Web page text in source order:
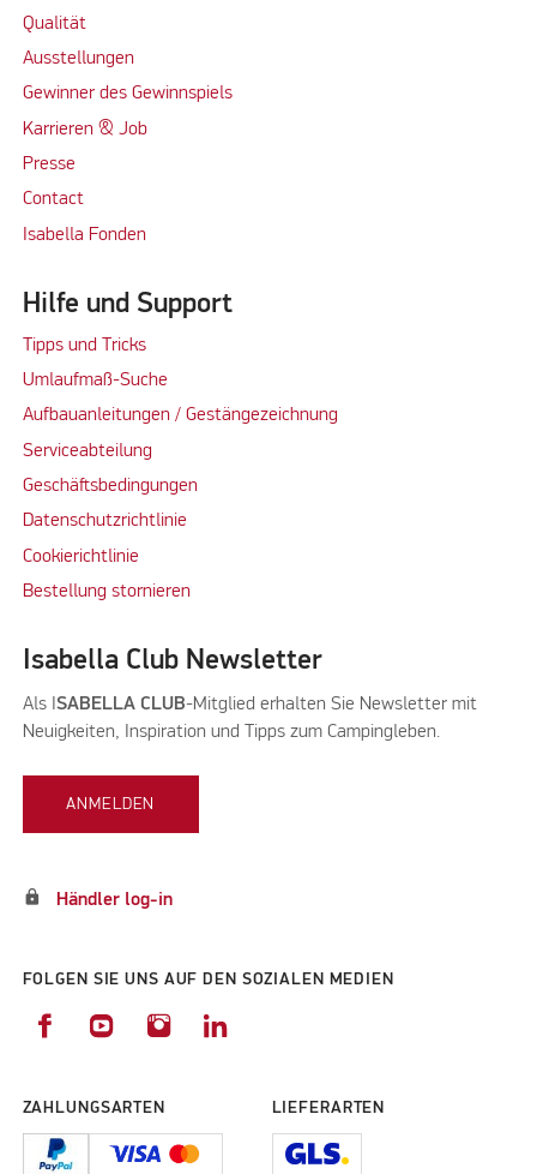
Qualität
Ausstellungen
Gewinner des Gewinnspiels
Karrieren & Job
Presse
Contact
Isabella Fonden
Hilfe und Support
Tipps und Tricks
Umlaufmaß-Suche
Aufbauanleitungen / Gestängezeichnung
Serviceabteilung
Geschäftsbedingungen
Datenschutzrichtlinie
Cookierichtlinie
Bestellung stornieren
Isabella Club Newsletter
Als ISABELLA CLUB-Mitglied erhalten Sie Newsletter mit
Neuigkeiten, Inspiration und Tipps zum Campingleben.
ANMELDEN
lock Händler log-in
FOLGEN SIE UNS AUF DEN SOZIALEN MEDIEN
ZAHLUNGSARTEN LIEFERARTEN